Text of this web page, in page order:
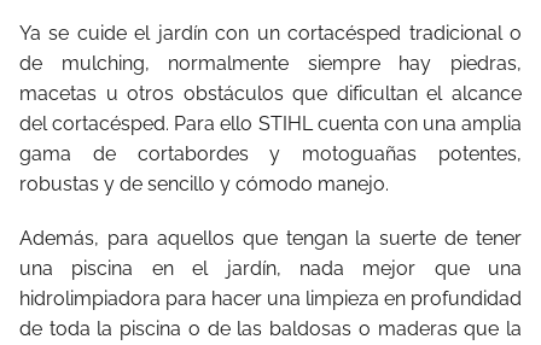
Ya se cuide el jardín con un cortacésped tradicional o
de mulching, normalmente siempre hay piedras,
macetas u otros obstáculos que dificultan el alcance
del cortacésped. Para ello STIHL cuenta con una amplia
gama de cortabordes y motoguañas potentes,
robustas y de sencillo y cómodo manejo.
Además, para aquellos que tengan la suerte de tener
una piscina en el jardín, nada mejor que una
hidrolimpiadora para hacer una limpieza en profundidad
de toda la piscina o de las baldosas o maderas que la